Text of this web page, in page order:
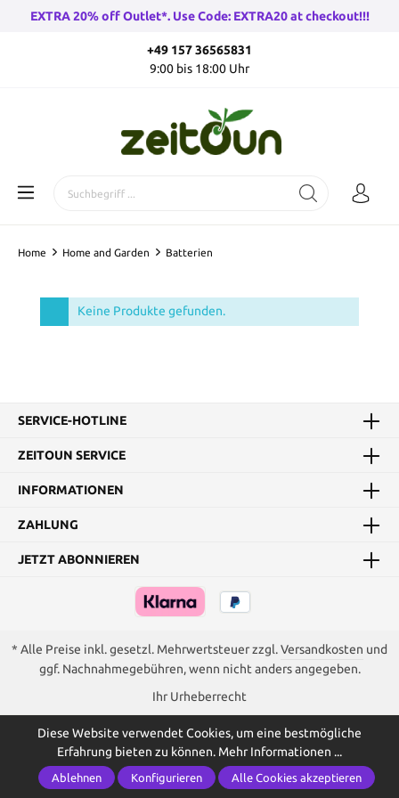
EXTRA 20% off Outlet*. Use Code: EXTRA20 at checkout!!!
+49 157 36565831
9:00 bis 18:00 Uhr
Home Home and Garden Batterien
Keine Produkte gefunden.
SERVICE-HOTLINE
ZEITOUN SERVICE
INFORMATIONEN
ZAHLUNG
JETZT ABONNIEREN
* Alle Preise inkl. gesetzl. Mehrwertsteuer zzgl.Versandkosten und
ggf. Nachnahmegebühren, wenn nicht anders angegeben.
Ihr Urheberrecht
Diese Website verwendet Cookies, um eine bestmögliche
Erfahrung bieten zu können. Mehr Informationen ...
Ablehnen Konfigurieren Alle Cookies akzeptieren